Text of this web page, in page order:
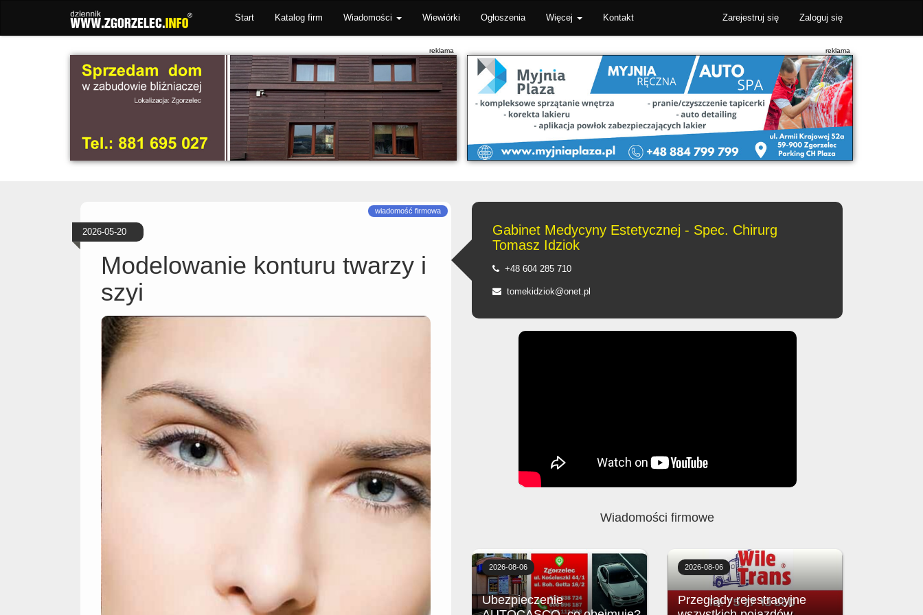
Start Katalog firm Wiadomości Wiewiórki Ogłoszenia Więcej Kontakt Zarejestruj się Zaloguj się
2026-05-20
Modelowanie konturu twarzy i
szyi
Gabinet Medycyny Estetycznej - Spec. Chirurg
Tomasz Idziok
+48 604 285 710
tomekidziok@onet.pl
Wiadomości firmowe
Ubezpieczenie
2026-08-06
Przeglądy rejestracyjne
2026-08-06